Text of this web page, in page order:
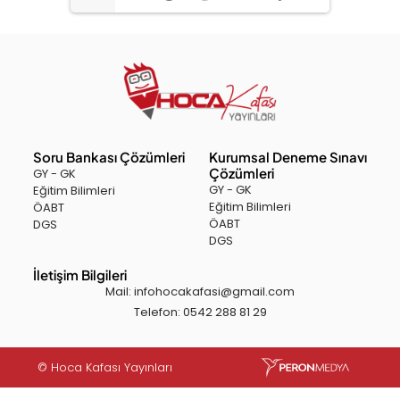
Soru Bankası Çözümleri
GY - GK
Eğitim Bilimleri
ÖABT
DGS
Kurumsal Deneme Sınavı
Çözümleri
GY - GK
Eğitim Bilimleri
ÖABT
DGS
İletişim Bilgileri
Mail: infohocakafasi@gmail.com
Telefon: 0542 288 81 29
© Hoca Kafası Yayınları